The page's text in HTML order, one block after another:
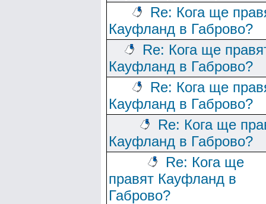
Re: Кога ще
Кауфланд в Габрово?
Re: Кога ще
Кауфланд в Габрово?
Re: Кога ще
Кауфланд в Габрово?
Re: Кога ще
Кауфланд в Габрово?
Re: Кога ще
правят Кауфланд в
Габрово?